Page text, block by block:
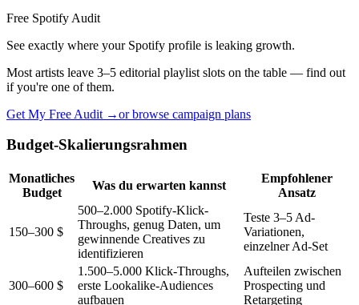
Free Spotify Audit
See exactly where your Spotify profile is leaking growth.
Most artists leave 3–5 editorial playlist slots on the table — find out
if you're one of them.
Get My Free Audit →or browse campaign plans
Budget-Skalierungsrahmen
Monatliches
Budget
Was du erwarten kannst
Empfohlener
Ansatz
150–300 $
500–2.000 Spotify-Klick-
Throughs, genug Daten, um
gewinnende Creatives zu
identifizieren
Teste 3–5 Ad-
Variationen,
einzelner Ad-Set
300–600 $
1.500–5.000 Klick-Throughs,
erste Lookalike-Audiences
aufbauen
Aufteilen zwischen
Prospecting und
Retargeting